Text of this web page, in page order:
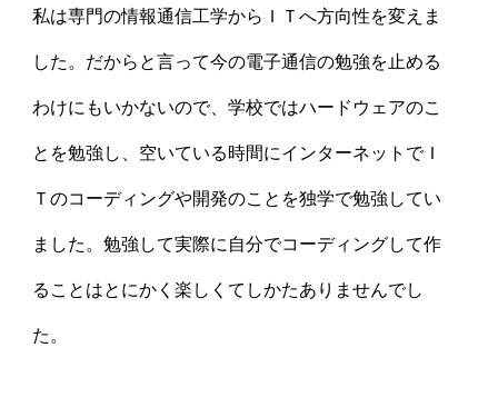
私は専門の情報通信工学からＩＴへ方向性を変えま
した。だからと言って今の電子通信の勉強を止める
わけにもいかないので、学校ではハードウェアのこ
とを勉強し、空いている時間にインターネットでＩ
Ｔのコーディングや開発のことを独学で勉強してい
ました。勉強して実際に自分でコーディングして作
ることはとにかく楽しくてしかたありませんでし
た。